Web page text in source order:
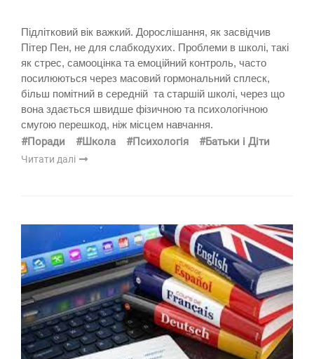
Підлітковий вік важкий. Дорослішання, як засвідчив
Пітер Пен, не для слабкодухих. Проблеми в школі, такі
як стрес, самооцінка та емоційний контроль, часто
посилюються через масовий гормональний сплеск,
більш помітний в середній та старшій школі, через що
вона здається швидше фізичною та психологічною
смугою перешкод, ніж місцем навчання.
#Поради #Школа #Психологія #Батьки і Діти
Читати далі